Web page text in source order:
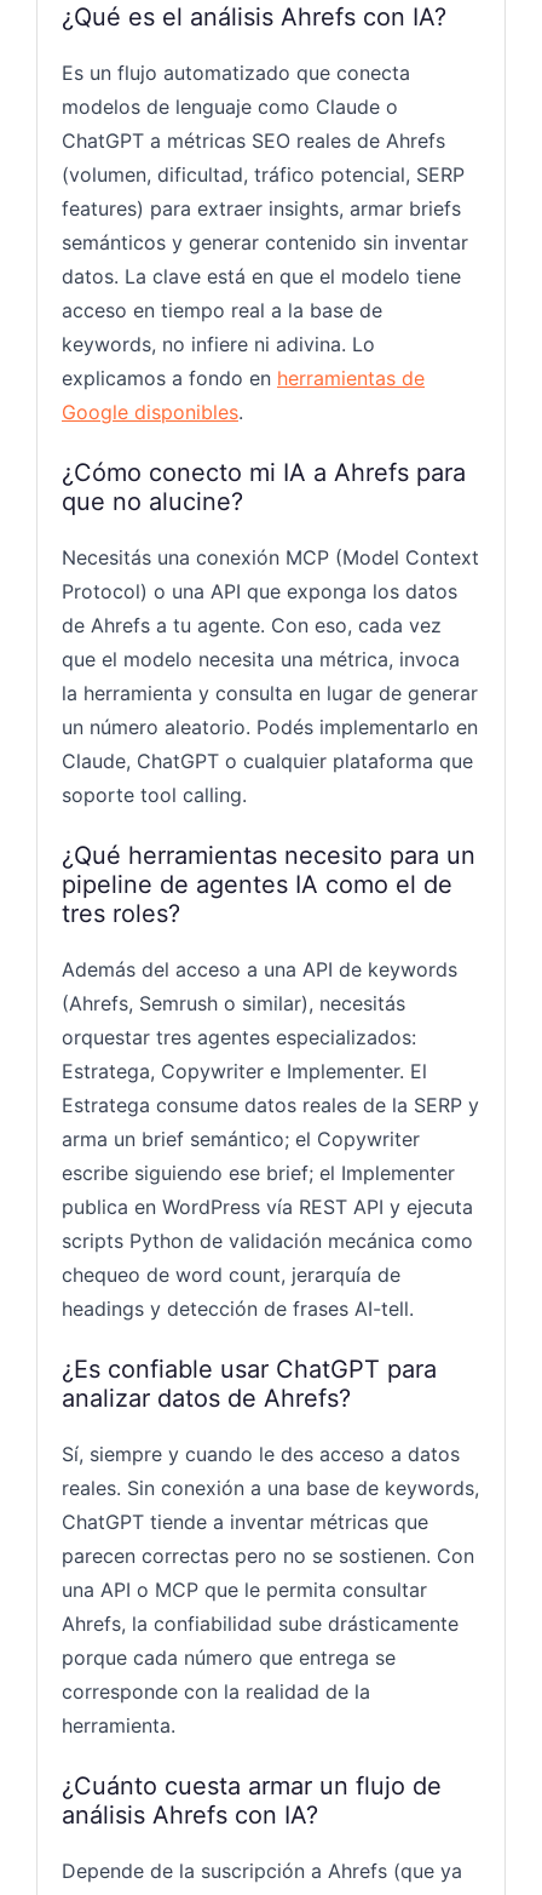
¿Qué es el análisis Ahrefs con IA?
Es un flujo automatizado que conecta
modelos de lenguaje como Claude o
ChatGPT a métricas SEO reales de Ahrefs
(volumen, dificultad, tráfico potencial, SERP
features) para extraer insights, armar briefs
semánticos y generar contenido sin inventar
datos. La clave está en que el modelo tiene
acceso en tiempo real a la base de
keywords, no infiere ni adivina. Lo
explicamos a fondo en herramientas de
Google disponibles.
¿Cómo conecto mi IA a Ahrefs para
que no alucine?
Necesitás una conexión MCP (Model Context
Protocol) o una API que exponga los datos
de Ahrefs a tu agente. Con eso, cada vez
que el modelo necesita una métrica, invoca
la herramienta y consulta en lugar de generar
un número aleatorio. Podés implementarlo en
Claude, ChatGPT o cualquier plataforma que
soporte tool calling.
¿Qué herramientas necesito para un
pipeline de agentes IA como el de
tres roles?
Además del acceso a una API de keywords
(Ahrefs, Semrush o similar), necesitás
orquestar tres agentes especializados:
Estratega, Copywriter e Implementer. El
Estratega consume datos reales de la SERP y
arma un brief semántico; el Copywriter
escribe siguiendo ese brief; el Implementer
publica en WordPress vía REST API y ejecuta
scripts Python de validación mecánica como
chequeo de word count, jerarquía de
headings y detección de frases AI-tell.
¿Es confiable usar ChatGPT para
analizar datos de Ahrefs?
Sí, siempre y cuando le des acceso a datos
reales. Sin conexión a una base de keywords,
ChatGPT tiende a inventar métricas que
parecen correctas pero no se sostienen. Con
una API o MCP que le permita consultar
Ahrefs, la confiabilidad sube drásticamente
porque cada número que entrega se
corresponde con la realidad de la
herramienta.
¿Cuánto cuesta armar un flujo de
análisis Ahrefs con IA?
Depende de la suscripción a Ahrefs (que ya